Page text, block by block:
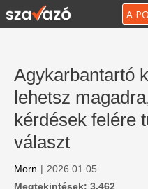
A
Agykarbantartó
lehetsz
kérdések felére
választ
Morn | 2026.01.05
Megtekintések: 3,462